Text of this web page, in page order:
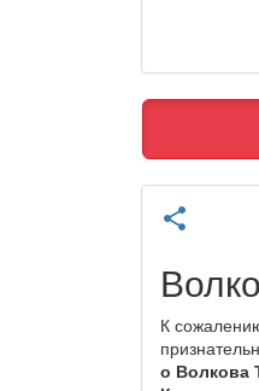
share
К
о Волкова